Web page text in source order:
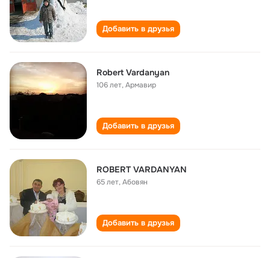
Добавить в друзья
Robert Vardanyan
106 лет,Армавир
Добавить в друзья
ROBERT VARDANYAN
65 лет,Абовян
Добавить в друзья